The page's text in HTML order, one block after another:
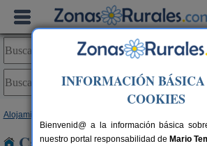
Alojamientos
INFORMACIÓN BÁSICA
COOKIES
Bienvenid@ a la información básica
nuestro portal responsabilidad de Mario